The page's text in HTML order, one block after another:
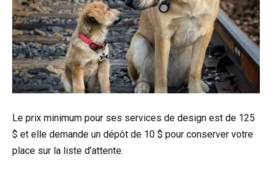
Le prix minimum pour ses services de design est de 125
$ et elle demande un dépôt de 10 $ pour conserver votre
place sur la liste d’attente.